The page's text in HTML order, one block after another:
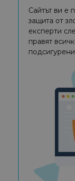
Сайтът ви е
защита от
експерти
правят